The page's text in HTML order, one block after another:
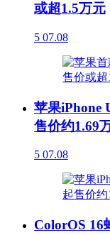
或超1.5万元
5 07.08
苹果iPhone
售价约1.69
5 07.08
ColorOS 16